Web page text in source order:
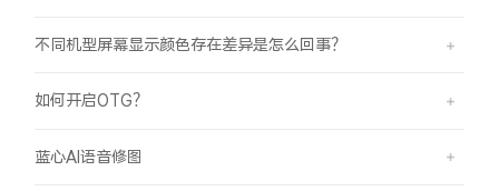
不同机型屏幕显示颜色存在差异是怎么回事？
如何开启OTG？
蓝心AI语音修图